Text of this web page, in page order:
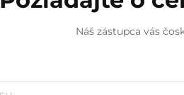
Náš zástupca vás